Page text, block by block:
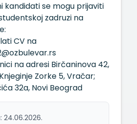
kandidati se mogu prijaviti
zadruzi na
CV na
na adresi Birčaninova 42,
Zorke 5, Vračar;
32a, Novi Beograd